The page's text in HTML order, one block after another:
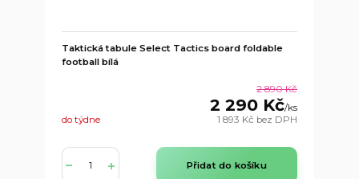
Taktická tabule Select Tactics board foldable
football bílá
2 890 Kč
2 290 Kč/ks
1 893 Kč bez DPH
do týdne
Přidat do košíku